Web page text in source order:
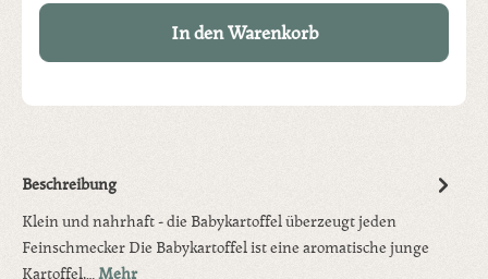
In den Warenkorb
Beschreibung
Klein und nahrhaft - die Babykartoffel überzeugt jeden
Feinschmecker Die Babykartoffel ist eine aromatische junge
Kartoffel,…Mehr